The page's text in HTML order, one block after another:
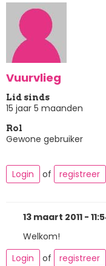
Vuurvlieg
Lid sinds
15 jaar 5 maanden
Rol
Gewone gebruiker
Login of registreer
13 maart 2011 -
Welkom!
Login
of registreer